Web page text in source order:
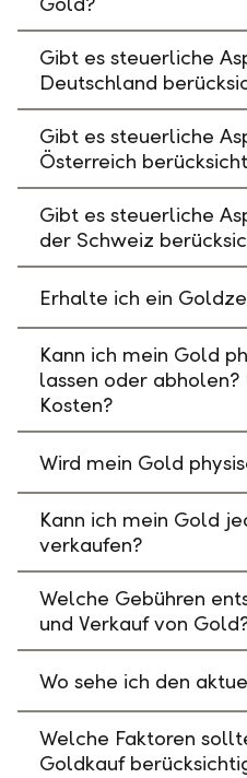
Gibt es steuerliche
Deutschland
Gibt es steuerliche
Österreich
Gibt es steuerliche
der Schweiz
Erhalte ich ein
Kann ich mein Gold
lassen oder
Kosten?
Wird mein Gold
Kann ich mein Gold
verkaufen?
Welche Gebühren
und Verkauf von
Wo sehe ich den
Welche Faktoren
Goldkauf